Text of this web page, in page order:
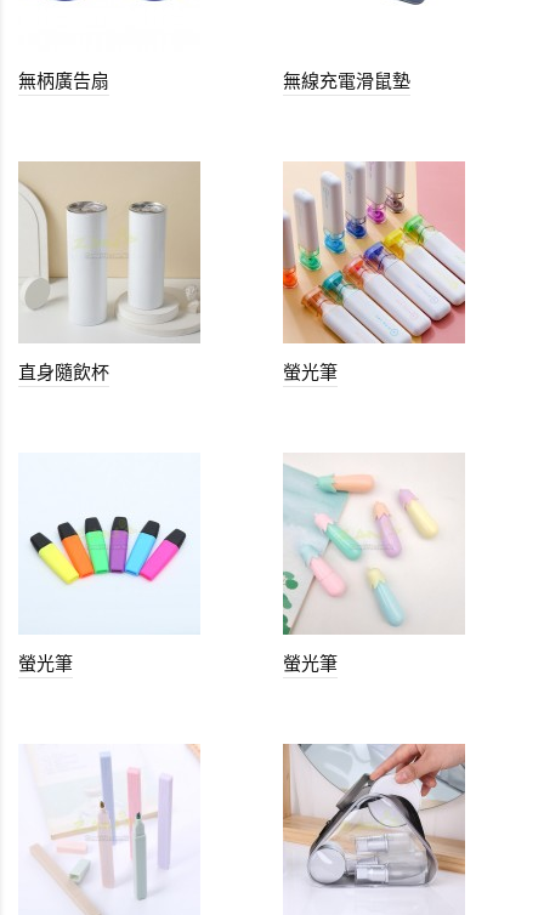
無柄廣告扇 無線充電滑鼠墊
直身隨飲杯 螢光筆
螢光筆 螢光筆